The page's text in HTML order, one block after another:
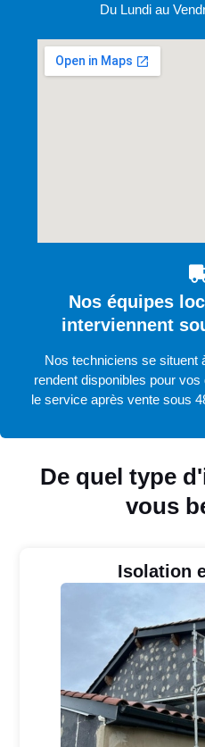
De quel type
vous
Isolation
Du Lundi au
Nos équipes
interviennent
Nos techniciens se situent
rendent disponibles pour
le service après vente sous